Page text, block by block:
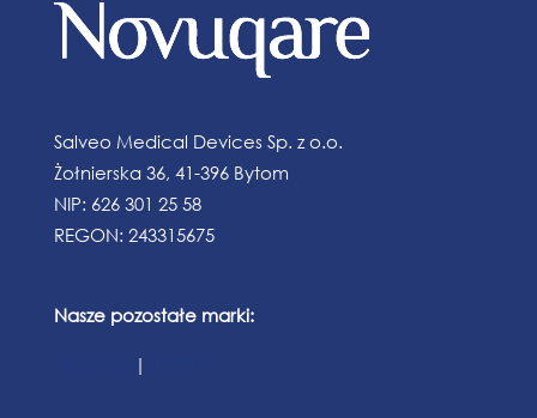
Salveo Medical Devices Sp. z o.o.
Żołnierska 36, 41-396 Bytom
NIP: 626 301 25 58
REGON: 243315675
Nasze pozostałe marki:
|